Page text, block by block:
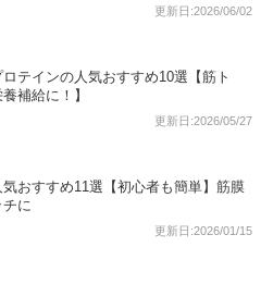
更新日:2026/06/02
テインの人気おすすめ10選【筋ト
補給に！】
更新日:2026/05/27
おすすめ11選【初心者も簡単】筋膜
チに
更新日:2026/01/15